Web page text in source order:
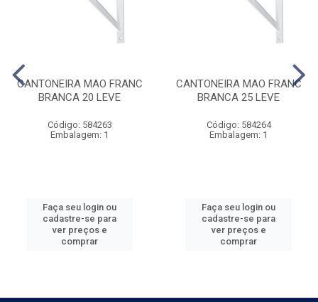
CANTONEIRA MAO FRANC
BRANCA 20 LEVE
Código: 584263
Embalagem: 1
Faça seu login ou
cadastre-se para
ver preços e
comprar
CANTONEIRA MAO FRANC
BRANCA 25 LEVE
Código: 584264
Embalagem: 1
Faça seu login ou
cadastre-se para
ver preços e
comprar